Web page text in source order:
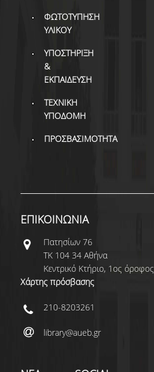
ΦΩΤΟΤΥΠΗΣΗ
ΥΛΙΚΟΥ
ΥΠΟΣΤΗΡΙΞΗ
&
ΕΚΠΑΙΔΕΥΣΗ
ΤΕΧΝΙΚΗ
ΥΠΟΔΟΜΗ
ΠΡΟΣΒΑΣΙΜΟΤΗΤΑ
ΕΠΙΚΟΙΝΩΝΙΑ
Πατησίων 76
ΤΚ 104 34 Αθήνα
Κεντρικό Κτήριο, 1ος όροφος
Χάρτης πρόσβασης
210-8203261
library@aueb.gr